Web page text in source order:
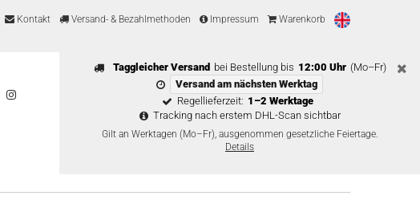
Kontakt Versand- & Bezahlmethoden Impressum Warenkorb
Taggleicher Versand bei Bestellung bis 12:00 Uhr (Mo–Fr)
Versand am nächsten Werktag
Regellieferzeit: 1–2 Werktage
Tracking nach erstem DHL-Scan sichtbar
Gilt an Werktagen (Mo–Fr), ausgenommen gesetzliche Feiertage.
Details